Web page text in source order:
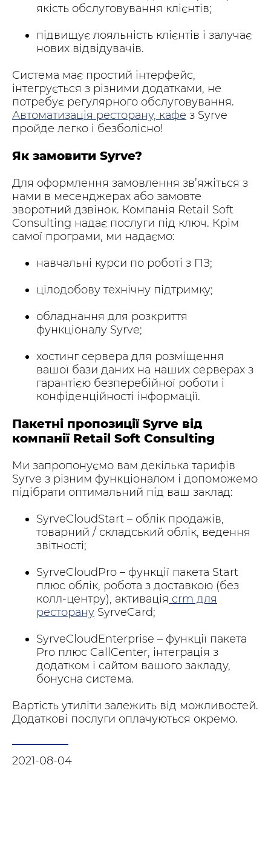
якість обслуговування клієнтів;
підвищує лояльність клієнтів і залучає
нових відвідувачів.
Система має простий інтерфейс,
інтегрується з різними додатками, не
потребує регулярного обслуговування.
Автоматизація ресторану, кафе з Syrve
пройде легко і безболісно!
Як замовити Syrve?
Для оформлення замовлення зв’яжіться з
нами в месенджерах або замовте
зворотний дзвінок. Компанія Retail Soft
Consulting надає послуги під ключ. Крім
самої програми, ми надаємо:
навчальні курси по роботі з ПЗ;
цілодобову технічну підтримку;
обладнання для розкриття
функціоналу Syrve;
хостинг сервера для розміщення
вашої бази даних на наших серверах з
гарантією безперебійної роботи і
конфіденційності інформації.
Пакетні пропозиції Syrve від
компанії Retail Soft Consulting
Ми запропонуємо вам декілька тарифів
Syrve з різним функціоналом і допоможемо
підібрати оптимальний під ваш заклад:
SyrveCloudStart – облік продажів,
товарний / складський облік, ведення
звітності;
SyrveCloudPro – функції пакета Start
плюс облік, робота з доставкою (без
колл-центру), активація crm для
ресторану SyrveCard;
SyrveCloudEnterprise – функції пакета
Pro плюс CallCenter, інтеграція з
додатком і сайтом вашого закладу,
бонусна система.
Вартість утиліти залежить від можливостей.
Додаткові послуги оплачуються окремо.
2021-08-04